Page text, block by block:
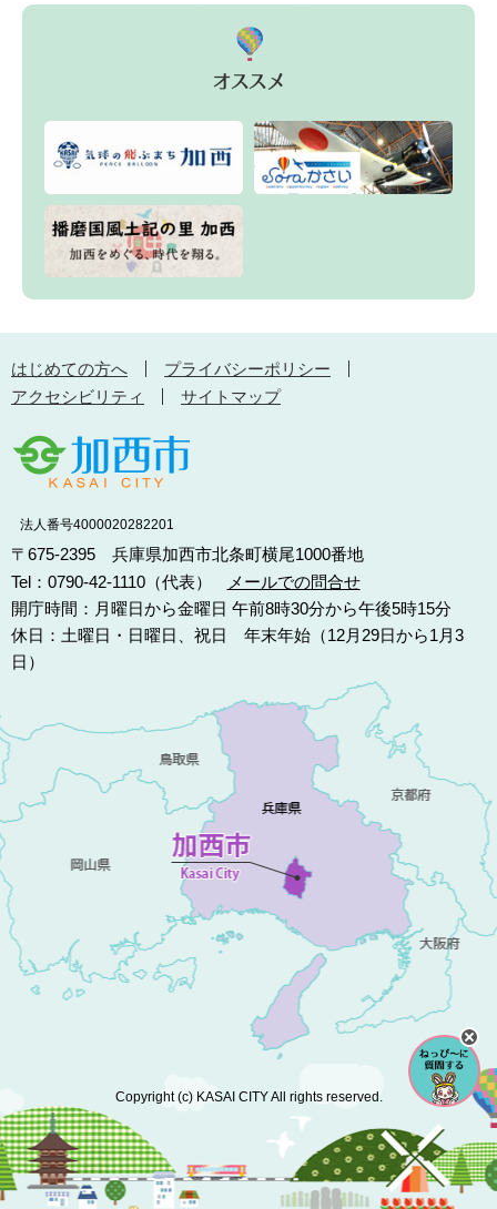
はじめての方へ
プライバシーポリシー
アクセシビリティ
サイトマップ
法人番号4000020282201
〒675-2395 兵庫県加西市北条町横尾1000番地
Tel：0790-42-1110（代表）
メールでの問合せ
開庁時間：月曜日から金曜日 午前8時30分から午後5時15分
休日：土曜日・日曜日、祝日 年末年始（12月29日から1月3
日）
Copyright (c) KASAI CITY All rights reserved.